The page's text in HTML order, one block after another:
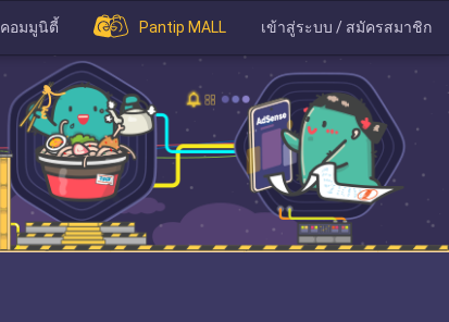
คอมมูนิตี้ Pantip MALL เข้าสู่ระบบ / สมัครสมาชิก